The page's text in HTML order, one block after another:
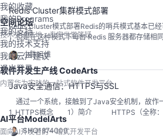
空间论坛
技术交流阵地，专家坐堂答疑
软件开发生产线 CodeArts
内置华为实践的一站式软件开发平台
AI平台ModelArts
面向AI开发者的一站式开发平台
我的收藏
我的Programs
我的支持
我的技术支持
我的云声建议
退出登录
Redis Cluster集群模式部署
Redis Cluster模式部署Redis的哨兵模式基本已
，但是在这种模式下每台 Redis 服务器都存储相
在 redis3.0上加入了Cluster 集群模式，实现了
每台 Redis 节点上存储不同的内容。下面是
inel模式基本可以满足一般生产的需求，具...
小陈运维
Java安全通信：HTTPS与SSL
通过一个系统，接触到了Java安全机制，故作
1. HTTPS概念 1）简介 HTTPS（全称：
l over Secure Socket Layer），是以安全为目标
P的安全版。即HTTP下加入SSL层，HTTPS的
SHQ1874009